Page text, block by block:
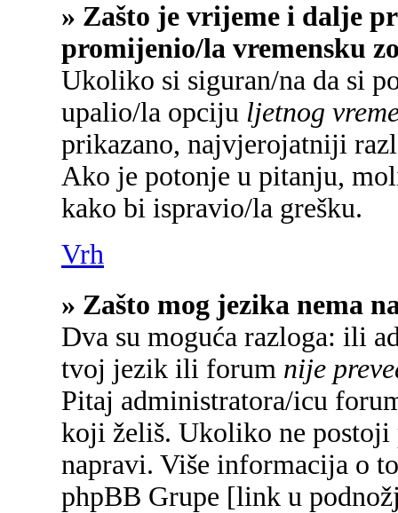
» Zašto je vrijeme i dalje
promijenio/la vremensku
Ukoliko si siguran/na da si
upalio/la opciju ljetnog
prikazano, najvjerojatniji
Ako je potonje u pitanju,
kako bi ispravio/la grešku.
Vrh
» Zašto mog jezika nema
Dva su moguća razloga: ili
tvoj jezik ili forum nije
Pitaj administratora/icu
koji želiš. Ukoliko ne
napravi. Više informacija o
phpBB Grupe [link u